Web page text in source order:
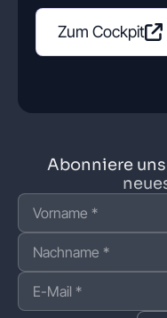
Zum Cockpit
Abonniere